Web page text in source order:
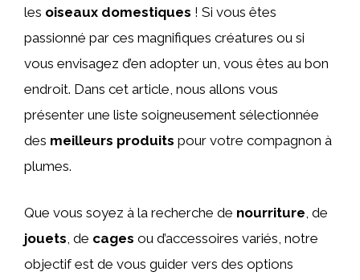
les oiseaux domestiques ! Si vous êtes
passionné par ces magnifiques créatures ou si
vous envisagez d’en adopter un, vous êtes au bon
endroit. Dans cet article, nous allons vous
présenter une liste soigneusement sélectionnée
des meilleurs produits pour votre compagnon à
plumes.
Que vous soyez à la recherche de nourriture , de
jouets , de cages ou d’accessoires variés, notre
objectif est de vous guider vers des options